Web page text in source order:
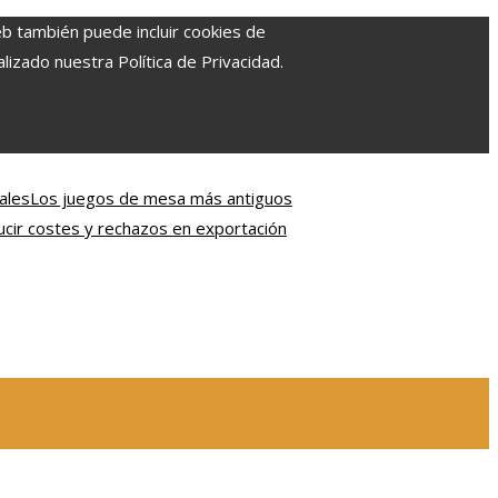
también puede incluir cookies de
nuestra Política de Privacidad.
Los juegos de mesa más antiguos
costes y rechazos en exportación